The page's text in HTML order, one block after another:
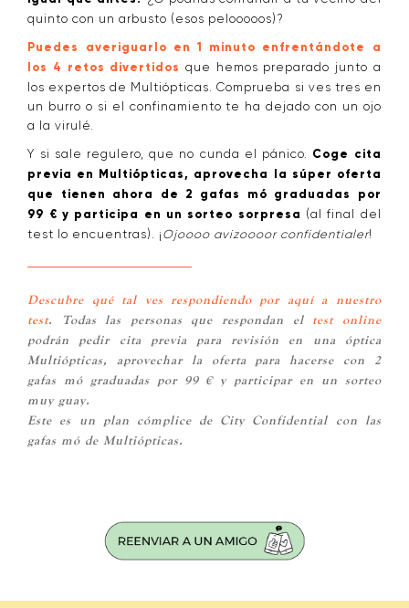
quinto con un arbusto (esos pelooooos)?
Puedes averiguarlo en 1 minuto enfrentándote a
los 4 retos divertidos que hemos preparado junto a
los expertos de Multiópticas. Comprueba si ves tres en
un burro o si el confinamiento te ha dejado con un ojo
a la virulé.
Y si sale regulero, que no cunda el pánico. Coge cita
previa en Multiópticas, aprovecha la súper oferta
que tienen ahora de 2 gafas mó graduadas por
99 € y participa en un sorteo sorpresa (al final del
test lo encuentras). ¡ Ojoooo avizoooor confidentialer!
Descubre qué tal ves respondiendo por aquí a nuestro
test. Todas las personas que respondan el test online
podrán pedir cita previa para revisión en una óptica
Multiópticas, aprovechar la oferta para hacerse con 2
gafas mó graduadas por 99 € y participar en un sorteo
muy guay.
Este es un plan cómplice de City Confidential con las
gafas mó de Multiópticas.